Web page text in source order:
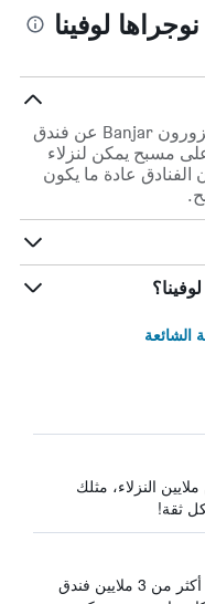
لوفينا
نعم. يبحث العديد من الأشخاص الذين يزورون Banjar عن فندق
مسبح يمكن لنزلاء
الفنادق عادة ما يكون
الشائعة
النزلاء، مثلك
ثقة!
يبحث HotelsCombined في أكثر من 3 ملايين فندق